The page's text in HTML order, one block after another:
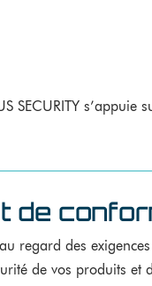
SECURITY
de
regard des
de vos produits et